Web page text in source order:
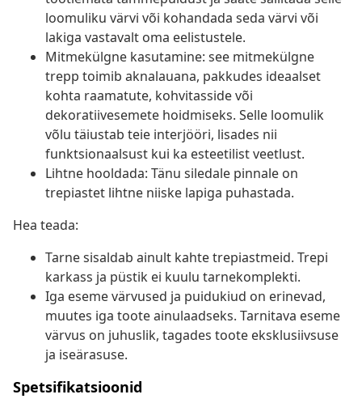
loomuliku värvi või kohandada seda värvi või
lakiga vastavalt oma eelistustele.
Mitmekülgne kasutamine: see mitmekülgne
trepp toimib aknalauana, pakkudes ideaalset
kohta raamatute, kohvitasside või
dekoratiivesemete hoidmiseks. Selle loomulik
võlu täiustab teie interjööri, lisades nii
funktsionaalsust kui ka esteetilist veetlust.
Lihtne hooldada: Tänu siledale pinnale on
trepiastet lihtne niiske lapiga puhastada.
Hea teada:
Tarne sisaldab ainult kahte trepiastmeid. Trepi
karkass ja püstik ei kuulu tarnekomplekti.
Iga eseme värvused ja puidukiud on erinevad,
muutes iga toote ainulaadseks. Tarnitava eseme
värvus on juhuslik, tagades toote eksklusiivsuse
ja iseärasuse.
Spetsifikatsioonid